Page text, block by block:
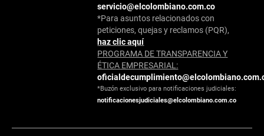
servicio@elcolombiano.com.co
*Para asuntos relacionados con
peticiones, quejas y reclamos (PQR),
haz clic aquí
PROGRAMA DE TRANSPARENCIA Y
ÉTICA EMPRESARIAL:
*Buzón exclusivo para notificaciones judiciales:
notificacionesjudiciales@elcolombiano.com.co